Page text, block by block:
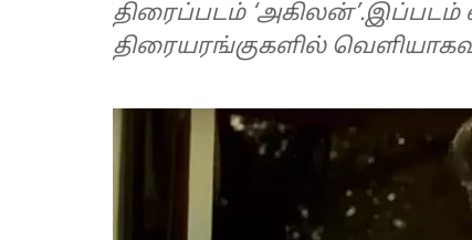
திரைப்படம் ‘அகிலன்’.இப்படம்
திரையரங்குகளில்